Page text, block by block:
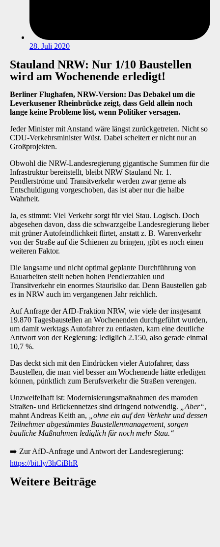
28. Juli 2020
Stauland NRW: Nur 1/10 Baustellen
wird am Wochenende erledigt!
Berliner Flughafen, NRW-Version: Das Debakel um die
Leverkusener Rheinbrücke zeigt, dass Geld allein noch
lange keine Probleme löst, wenn Politiker versagen.
Jeder Minister mit Anstand wäre längst zurückgetreten. Nicht so
CDU-Verkehrsminister Wüst. Dabei scheitert er nicht nur an
Großprojekten.
Obwohl die NRW-Landesregierung gigantische Summen für die
Infrastruktur bereitstellt, bleibt NRW Stauland Nr. 1.
Pendlerströme und Transitverkehr werden zwar gerne als
Entschuldigung vorgeschoben, das ist aber nur die halbe
Wahrheit.
Ja, es stimmt: Viel Verkehr sorgt für viel Stau. Logisch. Doch
abgesehen davon, dass die schwarzgelbe Landesregierung lieber
mit grüner Autofeindlichkeit flirtet, anstatt z. B. Warenverkehr
von der Straße auf die Schienen zu bringen, gibt es noch einen
weiteren Faktor.
Die langsame und nicht optimal geplante Durchführung von
Bauarbeiten stellt neben hohen Pendlerzahlen und
Transitverkehr ein enormes Staurisiko dar. Denn Baustellen gab
es in NRW auch im vergangenen Jahr reichlich.
Auf Anfrage der AfD-Fraktion NRW, wie viele der insgesamt
19.870 Tagesbaustellen an Wochenenden durchgeführt wurden,
um damit werktags Autofahrer zu entlasten, kam eine deutliche
Antwort von der Regierung: lediglich 2.150, also gerade einmal
10,7 %.
Das deckt sich mit den Eindrücken vieler Autofahrer, dass
Baustellen, die man viel besser am Wochenende hätte erledigen
können, pünktlich zum Berufsverkehr die Straßen verengen.
Unzweifelhaft ist: Modernisierungsmaßnahmen des maroden
Straßen- und Brückennetzes sind dringend notwendig.
„Aber“,
mahnt Andreas Keith an,
„ohne ein auf den Verkehr und dessen
Teilnehmer abgestimmtes Baustellenmanagement, sorgen
bauliche Maßnahmen lediglich für noch mehr Stau.“
➡️ Zur AfD-Anfrage und Antwort der Landesregierung:
https://bit.ly/3hCiBhR
Weitere Beiträge